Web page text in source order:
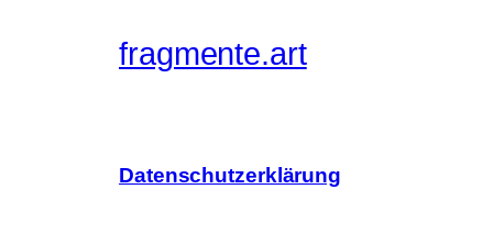
fragmente.art
Datenschutzerklärung